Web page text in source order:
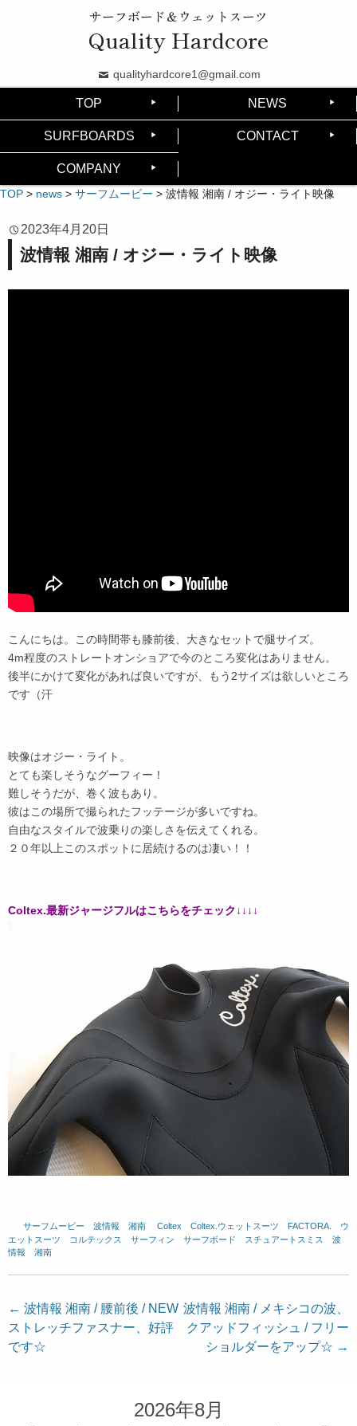
サーフボード＆ウェットスーツ
Quality Hardcore
qualityhardcore1@gmail.com
TOP NEWS
SURFBOARDS CONTACT
COMPANY
TOP > news > サーフムービー > 波情報 湘南 / オジー・ライト映像
2023年4月20日
波情報 湘南 / オジー・ライト映像
こんにちは。この時間帯も膝前後、大きなセットで腿サイズ。
4m程度のストレートオンショアで今のところ変化はありません。
後半にかけて変化があれば良いですが、もう2サイズは欲しいところ
です（汗
映像はオジー・ライト。
とても楽しそうなグーフィー！
難しそうだが、巻く波もあり。
彼はこの場所で撮られたフッテージが多いですね。
自由なスタイルで波乗りの楽しさを伝えてくれる。
２０年以上このスポットに居続けるのは凄い！！
Coltex.最新ジャージフルはこちらをチェック↓↓↓↓
サーフムービー 波情報 湘南 Coltex Coltex.ウェットスーツ FACTORA.
ウ
エットスーツ
コルテックス サーフィン サーフボード スチュアートスミス
波
情報 湘南
投
稿
ナ
← 波情報 湘南 / 腰前後 / NEW
ストレッチファスナー、好評
です☆
波情報 湘南 / メキシコの波、
クアッドフィッシュ / フリー
ショルダーをアップ☆ →
2026年8月